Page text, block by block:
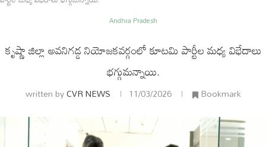
Andhra Pradesh
కృష్ణా జిల్లా అవనిగడ్డ నియోజకవర్గంలో కూటమి పార్టీల మధ్య విభేదాలు
భగ్గుమన్నాయి.
written byCVR NEWS 11/03/2026 Bookmark